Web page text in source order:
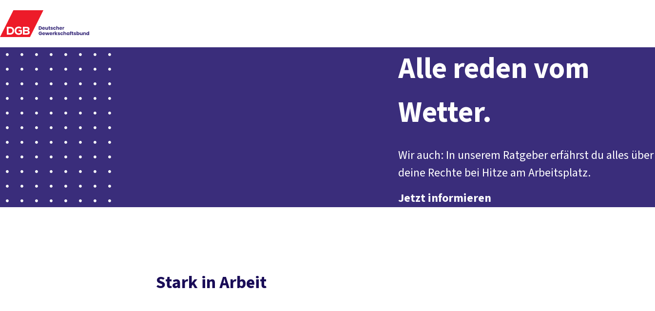
Alle reden vom
Wetter.
Wir auch: In unserem Ratgeber erfährst du alles über
deine Rechte bei Hitze am Arbeitsplatz.
Jetzt informieren
Stark in Arbeit